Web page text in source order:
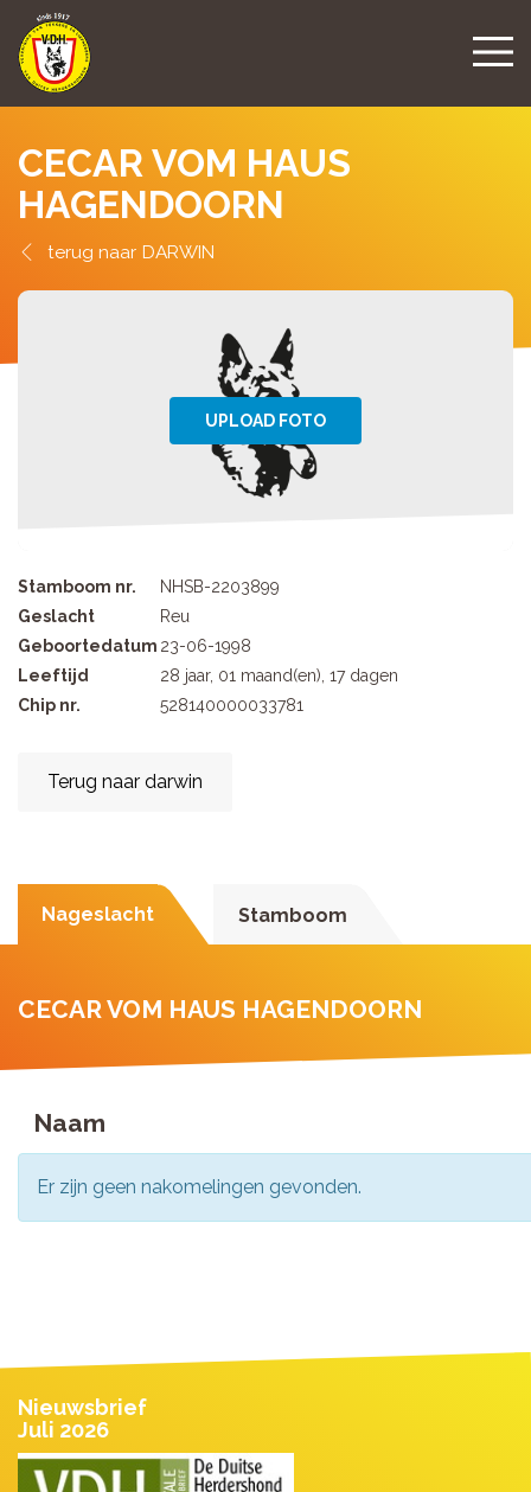
CECAR VOM HAUS
HAGENDOORN
DARWIN
Stamboom nr.
NHSB-2203899
Geslacht
Reu
Geboortedatum 23-06-1998
Leeftijd
28 jaar, 01 maand(en), 17 dagen
Chip nr.
528140000033781
Terug naar darwin
Nageslacht Stamboom
CECAR VOM HAUS HAGENDOORN
Naam
Er zijn geen nakomelingen gevonden.
Nieuwsbrief
Juli 2026